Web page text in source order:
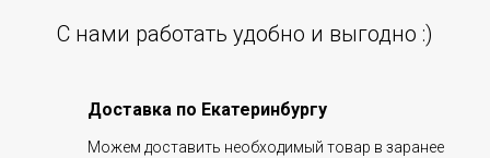
С нами работать удобно и выгодно :)
Доставка по Екатеринбургу
Можем доставить необходимый товар в заранее